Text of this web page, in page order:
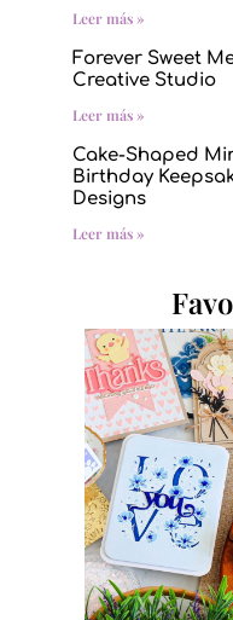
Leer más »
Forever Sweet
Creative Studio
Leer más »
Cake-Shaped
Birthday
Designs
Leer más »